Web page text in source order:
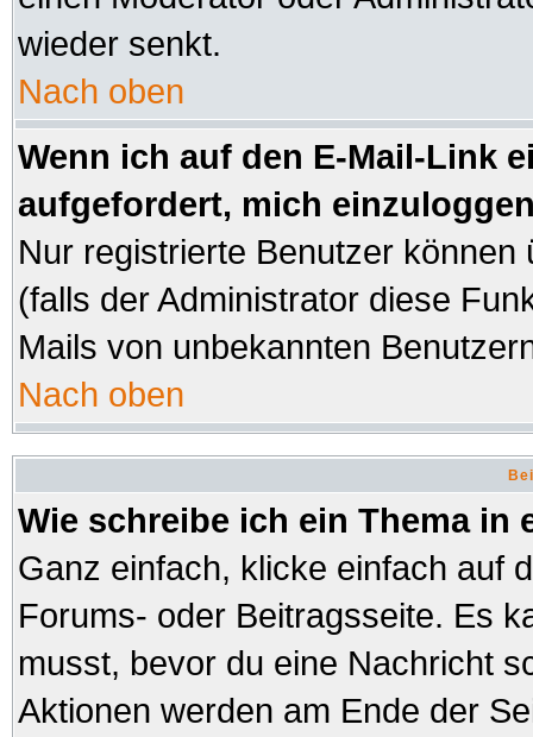
wieder senkt.
Nach oben
Wenn ich auf den E-Mail-Link
aufgefordert, mich
Nur registrierte Benutzer
(falls der Administrator diese
Mails von unbekannten
Nach oben
Wie schreibe ich ein Thema in
Ganz einfach, klicke einfach auf
Forums- oder Beitragsseite. Es
musst, bevor du eine Nachricht
Aktionen werden am Ende der